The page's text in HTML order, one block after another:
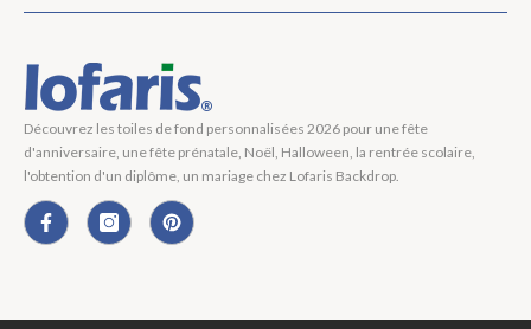
Découvrez les toiles de fond personnalisées 2026 pour une fête
d'anniversaire, une fête prénatale, Noël, Halloween, la rentrée scolaire,
l'obtention d'un diplôme, un mariage chez Lofaris Backdrop.